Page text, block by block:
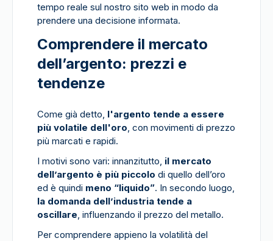
tempo reale sul nostro sito web in modo da
prendere una decisione informata.
Comprendere il mercato
dell’argento: prezzi e
tendenze
Come già detto, l'argento tende a essere
più volatile dell'oro, con movimenti di prezzo
più marcati e rapidi.
I motivi sono vari: innanzitutto, il mercato
dell’argento è più piccolo di quello dell’oro
ed è quindi meno “liquido”. In secondo luogo,
la domanda dell’industria tende a
oscillare, influenzando il prezzo del metallo.
Per comprendere appieno la volatilità del